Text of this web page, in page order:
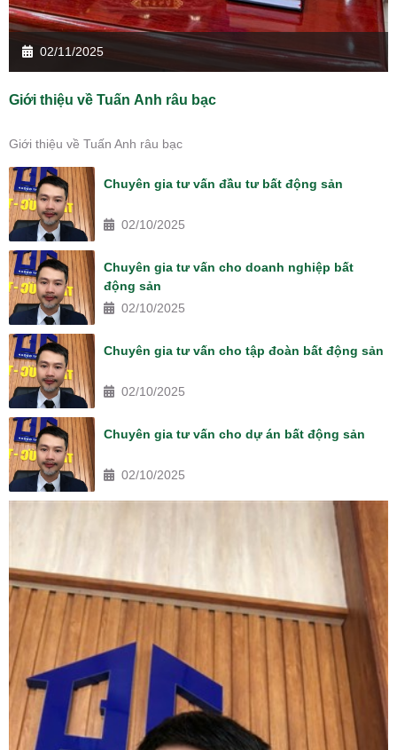
02/11/2025
Giới thiệu về Tuấn Anh râu bạc
Giới thiệu về Tuấn Anh râu bạc
Chuyên gia tư vấn đầu tư bất động sản
02/10/2025
Chuyên gia tư vấn cho doanh nghiệp bất
động sản
02/10/2025
Chuyên gia tư vấn cho tập đoàn bất động sản
02/10/2025
Chuyên gia tư vấn cho dự án bất động sản
02/10/2025